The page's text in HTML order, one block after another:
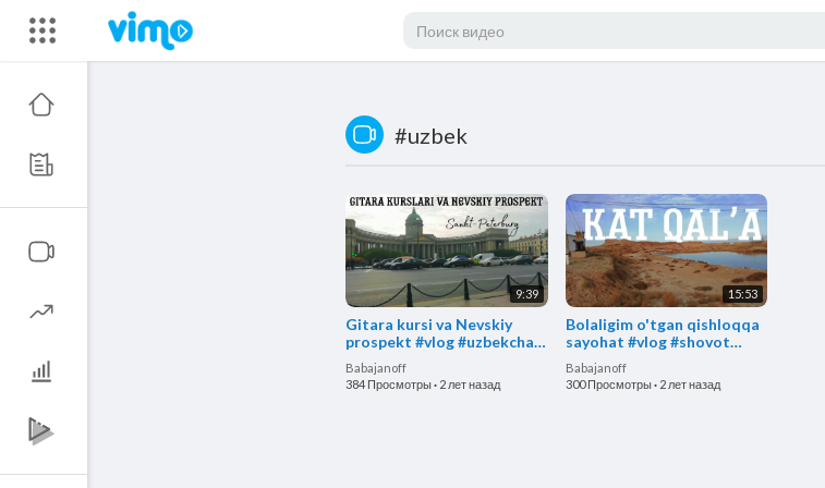
#uzbek
9:39
Gitara kursi va Nevskiy
prospekt #vlog #uzbekcha
#sanktpeterburg #rossiya
Babajanoff
384 Просмотры· 2 лет назад
15:53
Bolaligim o'tgan qishloqqa
sayohat #vlog #shovot
#xorazm #uzbek
Babajanoff
300 Просмотры· 2 лет назад